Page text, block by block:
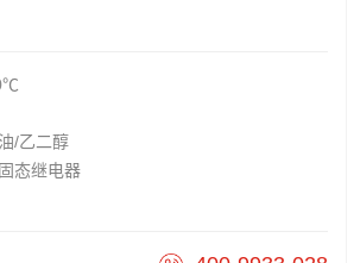
/乙二醇
态继电器